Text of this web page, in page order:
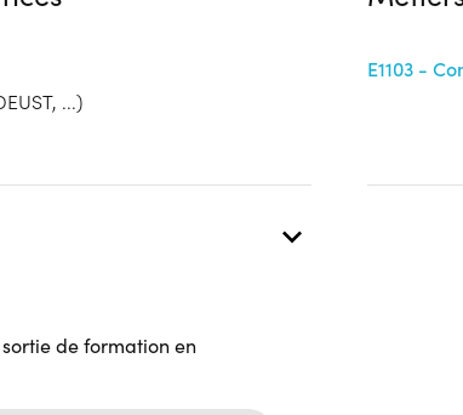
...)
E1103 -
de formation en